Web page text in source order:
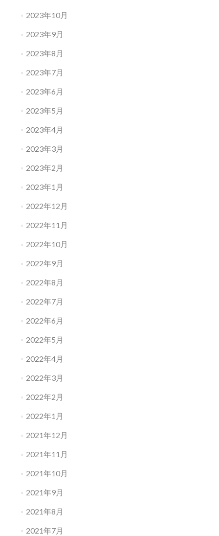
2023年10月
2023年9月
2023年8月
2023年7月
2023年6月
2023年5月
2023年4月
2023年3月
2023年2月
2023年1月
2022年12月
2022年11月
2022年10月
2022年9月
2022年8月
2022年7月
2022年6月
2022年5月
2022年4月
2022年3月
2022年2月
2022年1月
2021年12月
2021年11月
2021年10月
2021年9月
2021年8月
2021年7月